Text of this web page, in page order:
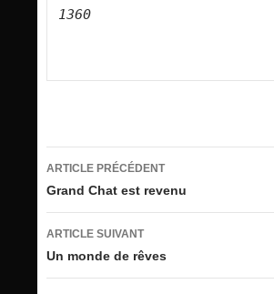
1360
Navigation
des
articles
ARTICLE PRÉCÉDENT
Grand Chat est revenu
ARTICLE SUIVANT
Un monde de rêves